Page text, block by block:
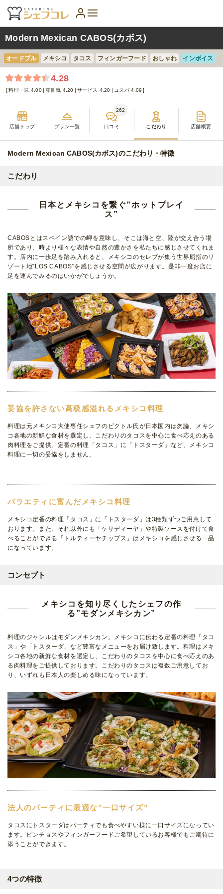
Modern Mexican CABOS(カボス)
オードブル メキシコ タコス フィンガーフード おしゃれ インボイス
4.28
料理・味 4.00 雰囲気 4.20 サービス 4.20 コスパ 4.09
店舗トップ プラン一覧 口コミ
262
こだわり 店舗概要
Modern Mexican CABOS(カボス)のこだわり・特徴
こだわり
日本とメキシコを繋ぐ”ホットプレイ
ス”
CABOSとはスペイン語での岬を意味し、そこは海と空、陸が交え合う場
所であり、時より様々な表情や自然の豊かさを私たちに感じさせてくれま
す。店内に一歩足を踏み入れると、メキシコのセレブが集う世界屈指のリ
ゾート地‟LOS CABOS”を感じさせる空間が広がります。是非一度お店に
足を運んでみるのはいかがでしょうか。
妥協を許さない高級感溢れるメキシコ料理
料理は元メキシコ大使専任シェフのビクトル氏が日本国内は勿論、メキシ
コ各地の新鮮な食材を選定し、こだわりのタコスを中心に食べ応えのある
肉料理をご提供。定番の料理「タコス」に「トスターダ」など、メキシコ
料理に一切の妥協をしません。
バラエティに富んだメキシコ料理
メキシコ定番の料理「タコス」に「トスターダ」は3種類ずつご用意して
おります。また、それ以外にも「ケサディーヤ」や特製ソースを付けて食
べることができる「トルティーヤチップス」はメキシコを感じさせる一品
になっています。
コンセプト
メキシコを知り尽くしたシェフの作
る”モダンメキシカン”
料理のジャンルはモダンメキシカン。メキシコに伝わる定番の料理「タコ
ス」や「トスターダ」など豊富なメニューをお届け致します。料理はメキ
シコ各地の新鮮な食材を選定し、こだわりのタコスを中心に食べ応えのあ
る肉料理をご提供しております。こだわりのタコスは複数ご用意してお
り、いずれも日本人の楽しめる味になっています。
法人のパーティに最適な”一口サイズ”
タコスにトスターダはパーティでも食べやすい様に一口サイズになってい
ます。ピンチョスやフィンガーフードご希望しているお客様でもご期待に
添うことができます。
4つの特徴